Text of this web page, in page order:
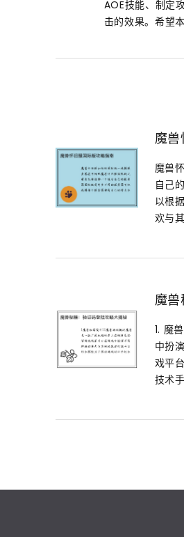
AOE技能、制定
击的效果。希望
魔兽
魔兽
自己
以根
欢与
魔
1. 魔
中扮
戏平
技术